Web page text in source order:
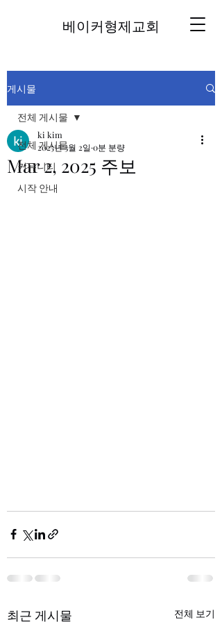
베이커형제교회
게시물
전체 게시물
커뮤니티
시작 안내
전체 게시물
Mar 2, 2025 주보
ki kim
2025년 3월 2일 0분 분량
최근 게시물 전체 보기